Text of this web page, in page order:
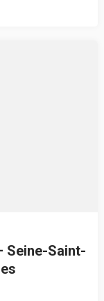
Seine-Saint-